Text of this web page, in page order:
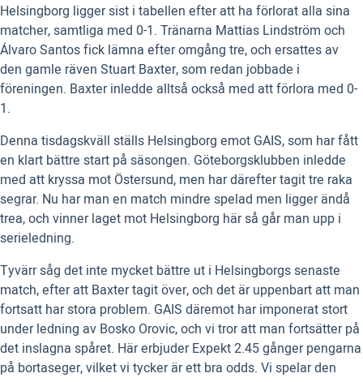
Helsingborg ligger sist i tabellen efter att ha förlorat alla sina
matcher, samtliga med 0-1. Tränarna Mattias Lindström och
Álvaro Santos fick lämna efter omgång tre, och ersattes av
den gamle räven Stuart Baxter, som redan jobbade i
föreningen. Baxter inledde alltså också med att förlora med 0-
1.
Denna tisdagskväll ställs Helsingborg emot GAIS, som har fått
en klart bättre start på säsongen. Göteborgsklubben inledde
med att kryssa mot Östersund, men har därefter tagit tre raka
segrar. Nu har man en match mindre spelad men ligger ändå
trea, och vinner laget mot Helsingborg här så går man upp i
serieledning.
Tyvärr såg det inte mycket bättre ut i Helsingborgs senaste
match, efter att Baxter tagit över, och det är uppenbart att man
fortsatt har stora problem. GAIS däremot har imponerat stort
under ledning av Bosko Orovic, och vi tror att man fortsätter på
det inslagna spåret. Här erbjuder Expekt 2.45 gånger pengarna
på bortaseger, vilket vi tycker är ett bra odds. Vi spelar den